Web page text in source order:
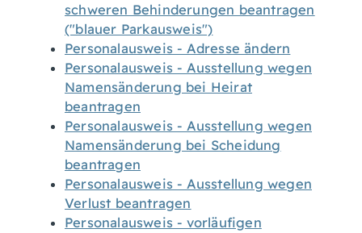
schweren Behinderungen beantragen
("blauer Parkausweis")
Personalausweis - Adresse ändern
Personalausweis - Ausstellung wegen
Namensänderung bei Heirat
beantragen
Personalausweis - Ausstellung wegen
Namensänderung bei Scheidung
beantragen
Personalausweis - Ausstellung wegen
Verlust beantragen
Personalausweis - vorläufigen